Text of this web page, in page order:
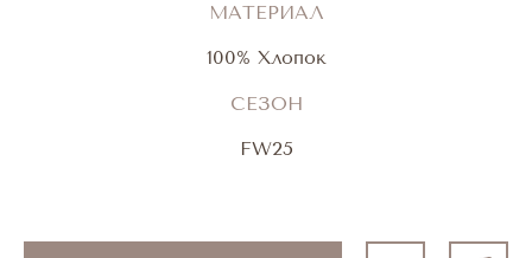
МАТЕРИАЛ
100% Хлопок
СЕЗОН
FW25